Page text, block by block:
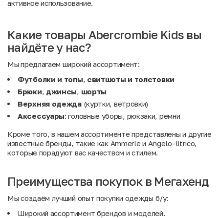
активное использование.
Какие товары Abercrombie Kids вы
найдёте у нас?
Мы предлагаем широкий ассортимент:
Футболки и топы свитшоты и толстовки
Брюки
джинсы
шорты
Верхняя одежда(куртки, ветровки)
Аксессуары: головные уборы, рюкзаки, ремни
Кроме того, в нашем ассортименте представлены и другие
известные бренды, такие как Ammerle и Angelo-litrico
которые порадуют вас качеством и стилем.
Преимущества покупок в Мегахенд
Мы создаём лучший опыт покупки одежды б/у:
Широкий ассортимент брендов и моделей.